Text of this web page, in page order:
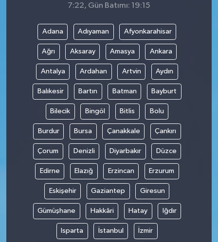
7:22, Gün Batımı: 19:15
Adana Adıyaman Afyonkarahisar
Ağrı Aksaray Amasya Ankara
Antalya Ardahan Artvin Aydın
Balıkesir Bartın Batman Bayburt
Bilecik Bingöl Bitlis Bolu
Burdur Bursa Çanakkale Çankırı
Çorum Denizli Diyarbakır Düzce
Edirne Elazığ Erzincan Erzurum
Eskişehir Gaziantep Giresun
Gümüşhane Hakkâri Hatay Iğdır
Isparta İstanbul İzmir